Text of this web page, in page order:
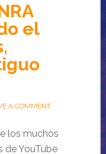
el
A COMMENT
los muchos
de YouTube